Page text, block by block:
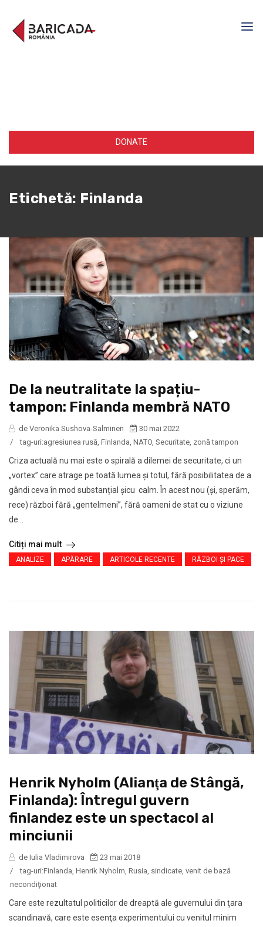
DONATE
Etichetă: Finlanda
De la neutralitate la spațiu-
tampon: Finlanda membră NATO
de Veronika Sushova-Salminen
30 mai 2022
/
tag-uri:agresiunea rusă, Finlanda, NATO, Securitate, zonă tampon
Criza actuală nu mai este o spirală a dilemei de securitate, ci un
„vortex” care atrage pe toată lumea și totul, fără posibilitatea de a
gândi ceva în mod substanțial șicu calm. În acest nou (și, sperăm,
rece) război fără „gentelmeni”, fără oameni de stat cu o viziune
de...
Citiți mai mult
ANALIZE APĂRARE ARTICOLE RECENTE RĂZBOI ŞI PACE
Henrik Nyholm (Alianţa de Stângă,
Finlanda): Întregul guvern
finlandez este un spectacol al
minciunii
de Iulia Vladimirova
23 mai 2018
/
tag-uri:Finlanda, Henrik Nyholm, Rusia, sindicate, venit de bază
necondiţionat
Care este rezultatul politicilor de dreaptă ale guvernului din ţara
scandinavă, care este esenţa experimentului cu venitul minim